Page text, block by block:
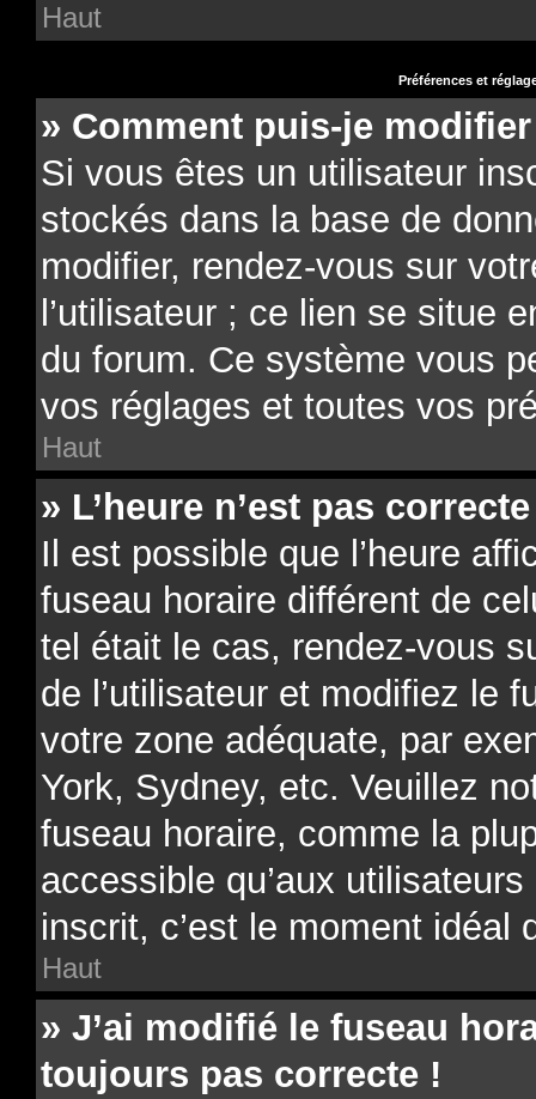
Haut
Préférences et
» Comment puis-je
Si vous êtes un utilisateur
stockés dans la base de
modifier, rendez-vous sur
l’utilisateur ; ce lien se situe
du forum. Ce système vous
vos réglages et toutes vos
Haut
» L’heure n’est pas
Il est possible que l’heure
fuseau horaire différent de
tel était le cas, rendez-vous
de l’utilisateur et modifiez le
votre zone adéquate, par
York, Sydney, etc. Veuillez
fuseau horaire, comme la
accessible qu’aux
inscrit, c’est le moment idéal
Haut
» J’ai modifié le fuseau
toujours pas correcte !